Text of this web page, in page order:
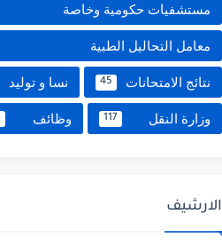
مستشفيات حكومية وخاصة
معامل التحاليل الطبية
نتائج الامتحانات 45 نسا و توليد
وزارة النقل 117 وظائف
الارشيف